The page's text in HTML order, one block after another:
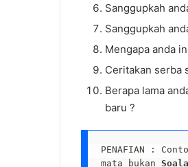
Sanggupkah
Sanggupkah
Mengapa anda
Ceritakan serba
Berapa lama
baru ?
PENAFIAN :
mata bukan